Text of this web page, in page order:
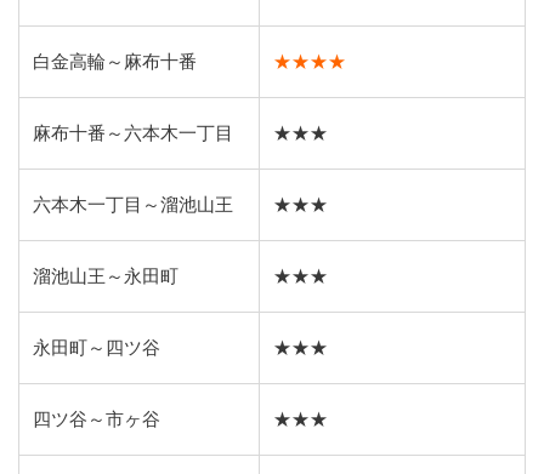
白金高輪～麻布十番 ★★★★
麻布十番～六本木一丁目 ★★★
六本木一丁目～溜池山王 ★★★
溜池山王～永田町 ★★★
永田町～四ツ谷 ★★★
四ツ谷～市ヶ谷 ★★★